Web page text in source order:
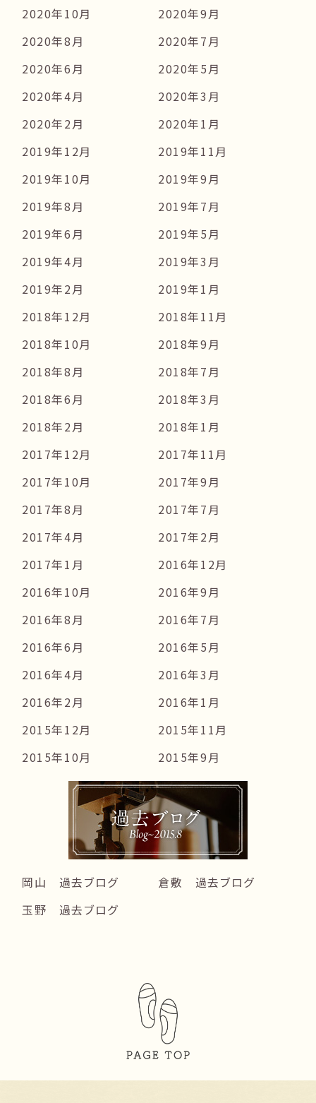
2020年10月
2020年9月
2020年8月
2020年7月
2020年6月
2020年5月
2020年4月
2020年3月
2020年2月
2020年1月
2019年12月
2019年11月
2019年10月
2019年9月
2019年8月
2019年7月
2019年6月
2019年5月
2019年4月
2019年3月
2019年2月
2019年1月
2018年12月
2018年11月
2018年10月
2018年9月
2018年8月
2018年7月
2018年6月
2018年3月
2018年2月
2018年1月
2017年12月
2017年11月
2017年10月
2017年9月
2017年8月
2017年7月
2017年4月
2017年2月
2017年1月
2016年12月
2016年10月
2016年9月
2016年8月
2016年7月
2016年6月
2016年5月
2016年4月
2016年3月
2016年2月
2016年1月
2015年12月
2015年11月
2015年10月
2015年9月
岡山 過去ブログ
倉敷 過去ブログ
玉野 過去ブログ